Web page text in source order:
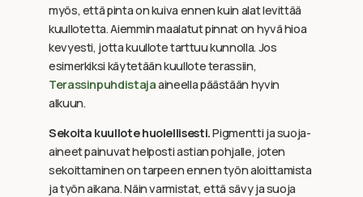
myös, että pinta on kuiva ennen kuin alat levittää
kuullotetta. Aiemmin maalatut pinnat on hyvä hioa
kevyesti, jotta kuullote tarttuu kunnolla. Jos
esimerkiksi käytetään kuullote terassiin,
Terassinpuhdistajaaineella päästään hyvin
alkuun.
Sekoita kuullote huolellisesti.Pigmentti ja suoja-
aineet painuvat helposti astian pohjalle, joten
sekoittaminen on tarpeen ennen työn aloittamista
ja työn aikana. Näin varmistat, että sävy ja suoja